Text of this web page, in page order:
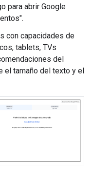
para abrir Google
con capacidades de
tablets, TVs
del
el tamaño del texto y el